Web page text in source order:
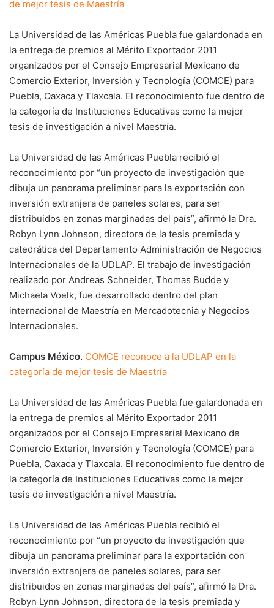
de mejor tesis de Maestría
La Universidad de las Américas Puebla fue galardonada en
la entrega de premios al Mérito Exportador 2011
organizados por el Consejo Empresarial Mexicano de
Comercio Exterior, Inversión y Tecnología (COMCE) para
Puebla, Oaxaca y Tlaxcala. El reconocimiento fue dentro de
la categoría de Instituciones Educativas como la mejor
tesis de investigación a nivel Maestría.
La Universidad de las Américas Puebla recibió el
reconocimiento por “un proyecto de investigación que
dibuja un panorama preliminar para la exportación con
inversión extranjera de paneles solares, para ser
distribuidos en zonas marginadas del país”, afirmó la Dra.
Robyn Lynn Johnson, directora de la tesis premiada y
catedrática del Departamento Administración de Negocios
Internacionales de la UDLAP. El trabajo de investigación
realizado por Andreas Schneider, Thomas Budde y
Michaela Voelk, fue desarrollado dentro del plan
internacional de Maestría en Mercadotecnia y Negocios
Internacionales.
Campus México. COMCE reconoce a la UDLAP en la
categoría de mejor tesis de Maestría
La Universidad de las Américas Puebla fue galardonada en
la entrega de premios al Mérito Exportador 2011
organizados por el Consejo Empresarial Mexicano de
Comercio Exterior, Inversión y Tecnología (COMCE) para
Puebla, Oaxaca y Tlaxcala. El reconocimiento fue dentro de
la categoría de Instituciones Educativas como la mejor
tesis de investigación a nivel Maestría.
La Universidad de las Américas Puebla recibió el
reconocimiento por “un proyecto de investigación que
dibuja un panorama preliminar para la exportación con
inversión extranjera de paneles solares, para ser
distribuidos en zonas marginadas del país”, afirmó la Dra.
Robyn Lynn Johnson, directora de la tesis premiada y